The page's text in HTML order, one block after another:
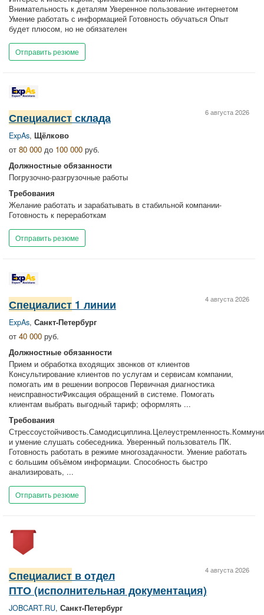
Внимательность к деталям Уверенное пользование интернетом
Умение работать с информацией Готовность обучаться Опыт
будет плюсом, но не обязателен
Отправить резюме
6 августа 2026
Специалист склада
ExpAs, Щёлково
от 80 000 до 100 000 руб.
Должностные обязанности
Погрузочно-разгрузочные работы
Требования
Желание работать и зарабатывать в стабильной компании-
Готовность к переработкам
Отправить резюме
4 августа 2026
Специалист 1 линии
ExpAs, Санкт-Петербург
от 40 000 руб.
Должностные обязанности
Прием и обработка входящих звонков от клиентов
Консультирование клиентов по услугам и сервисам компании,
помогать им в решении вопросов Первичная диагностика
неисправностиФиксация обращений в системе. Помогать
клиентам выбрать выгодный тариф; оформлять ...
Требования
и умение слушать собеседника. Уверенный пользователь ПК.
Готовность работать в режиме многозадачности. Умение работать
с большим объёмом информации. Способность быстро
анализировать, ...
Отправить резюме
4 августа 2026
Специалист в отдел
ПТО (исполнительная документация)
JOBCART.RU, Санкт-Петербург